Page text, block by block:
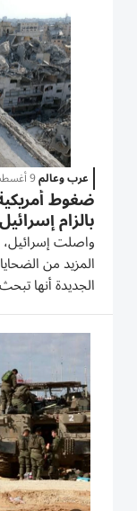
عرب وعالم9 أغسطس 2026
ضغوط
بالزام
واصلت
المزيد من
الجديدة أنها
القطاع وتحسين
استعدادها